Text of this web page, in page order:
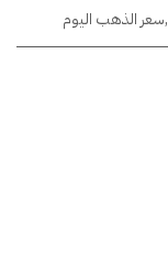
,سعر الذهب اليوم